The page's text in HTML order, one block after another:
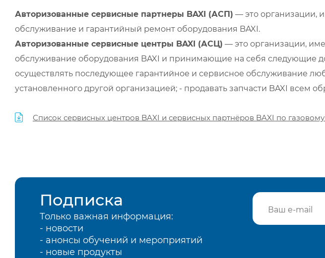
Авторизованные сервисные партнеры BAXI (АСП) — это организации,
обслуживание и гарантийный ремонт оборудования BAXI.
Авторизованные сервисные центры BAXI (АСЦ) — это организации,
обслуживание оборудования BAXI и принимающие на себя следующие
осуществлять последующее гарантийное и сервисное обслуживание
установленного другой организацией; - продавать запчасти BAXI всем
Список сервисных центров BAXI и сервисных партнёров BAXI по
Подписка
Только важная информация:
- новости
- анонсы обучений и мероприятий
- новые продукты